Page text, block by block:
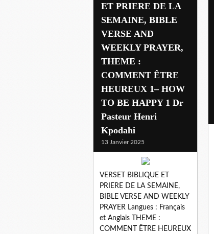
ET PRIERE DE LA
SEMAINE, BIBLE
VERSE AND
WEEKLY PRAYER,
THEME :
COMMENT ÊTRE
HEUREUX 1– HOW
TO BE HAPPY 1 Dr
Pasteur Henri
Kpodahi
13 Janvier 2025
VERSET BIBLIQUE ET
PRIERE DE LA SEMAINE,
BIBLE VERSE AND WEEKLY
PRAYER Langues : Français
et Anglais THEME :
COMMENT ÊTRE HEUREUX